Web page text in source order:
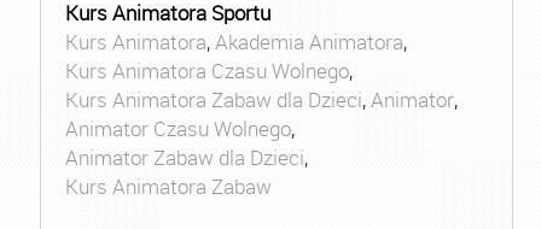
Kurs Animatora Sportu
Kurs Animatora,Akademia Animatora,
Kurs Animatora Czasu Wolnego,
Kurs Animatora Zabaw dla Dzieci,Animator,
Animator Czasu Wolnego,
Animator Zabaw dla Dzieci,
Kurs Animatora Zabaw